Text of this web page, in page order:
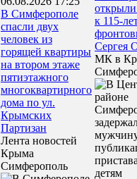
В Симферополе
спасли двух
человек из
горящей квартиры
на втором этаже
пятиэтажного
многоквартирного
дома по ул.
Крымских
Партизан
Лента новостей
Крыма
Симферополь
к 115-
Сергея
МК в